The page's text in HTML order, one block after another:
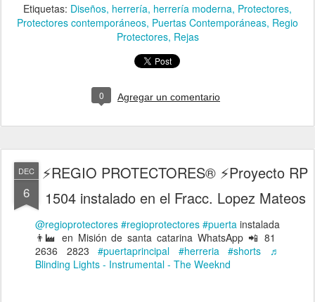
Etiquetas: Diseños herrería herrería moderna Protectores
Protectores contemporáneos Puertas Contemporáneas Regio
Protectores Rejas
0 Agregar un comentario
DEC
6
⚡REGIO PROTECTORES® ⚡Proyecto RP
1504 instalado en el Fracc. Lopez Mateos
@regioprotectores #regioprotectores #puerta instalada
👨‍🏭 en Misión de santa catarina WhatsApp 📲 81
2636 2823#puertaprincipal #herreria #shorts
♬
Blinding Lights - Instrumental - The Weeknd